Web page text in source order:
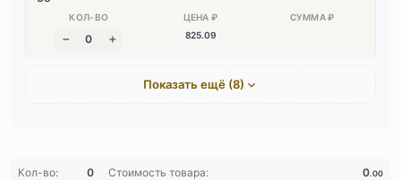
825.09
Показать ещё (8)
Кол-во: 0 Стоимость товара: 0.00